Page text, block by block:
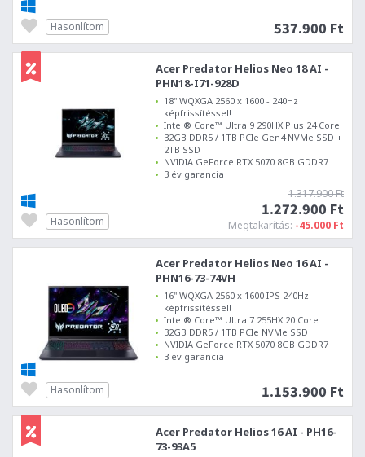
537.900 Ft
Hasonlítom
Acer Predator Helios Neo 18 AI -
PHN18-I71-928D
18" WQXGA 2560 x 1600 - 240Hz
képfrissítéssel!
Intel® Core™ Ultra 9 290HX Plus 24 Core
32GB DDR5 / 1TB PCIe Gen4 NVMe SSD +
2TB SSD
NVIDIA GeForce RTX 5070 8GB GDDR7
3 év garancia
1.317.900 Ft
1.272.900 Ft
Megtakarítás: -45.000 Ft
Hasonlítom
Acer Predator Helios Neo 16 AI -
PHN16-73-74VH
16" WQXGA 2560 x 1600 IPS 240Hz
képfrissítéssel!
Intel® Core™ Ultra 7 255HX 20 Core
32GB DDR5 / 1TB PCIe NVMe SSD
NVIDIA GeForce RTX 5070 8GB GDDR7
3 év garancia
1.153.900 Ft
Hasonlítom
Acer Predator Helios 16 AI - PH16-
73-93A5